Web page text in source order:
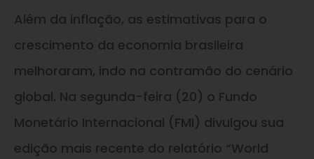
Além da inflação, as estimativas para o
crescimento da economia brasileira
melhoraram, indo na contramão do cenário
global. Na segunda-feira (20) o Fundo
Monetário Internacional (FMI) divulgou sua
edição mais recente do relatório “World